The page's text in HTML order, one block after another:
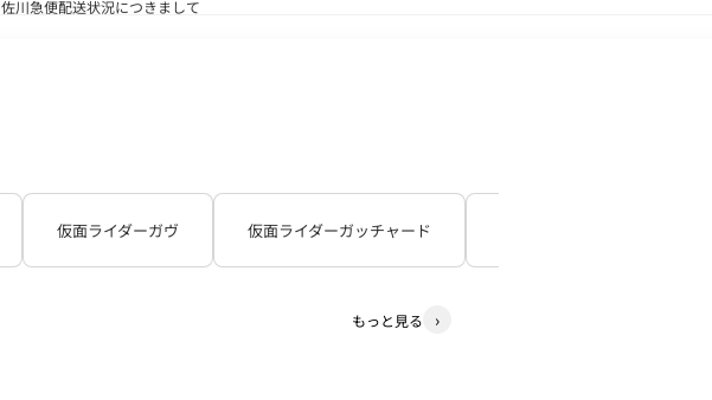
佐川急便配送状況につきまして
佐川急便配送状況につきまして
仮面ライダーガヴ 仮面ライダーガッチャード
もっと見る